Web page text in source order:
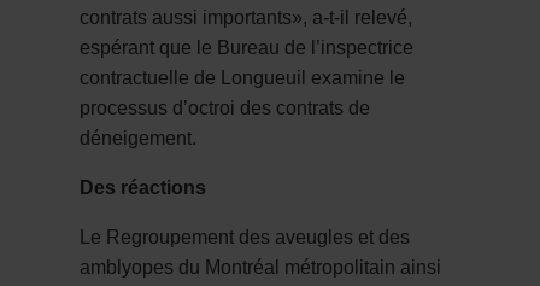
contrats aussi importants», a-t-il relevé,
espérant que le Bureau de l’inspectrice
contractuelle de Longueuil examine le
processus d’octroi des contrats de
déneigement.
Des réactions
Le Regroupement des aveugles et des
amblyopes du Montréal métropolitain ainsi